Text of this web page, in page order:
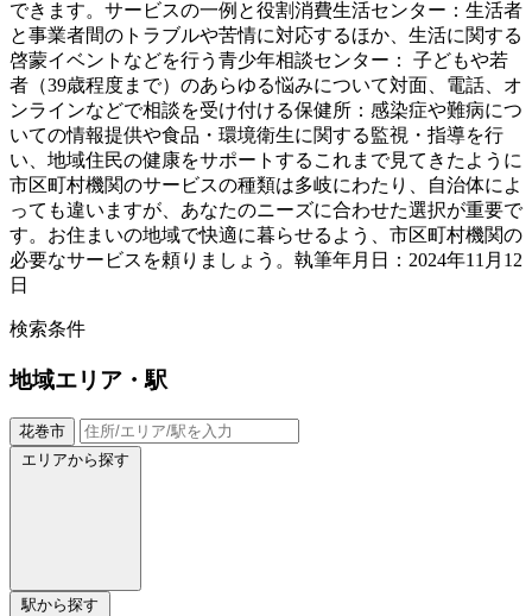
できます。サービスの一例と役割消費生活センター：生活者
と事業者間のトラブルや苦情に対応するほか、生活に関する
啓蒙イベントなどを行う青少年相談センター： 子どもや若
者（39歳程度まで）のあらゆる悩みについて対面、電話、オ
ンラインなどで相談を受け付ける保健所：感染症や難病につ
いての情報提供や食品・環境衛生に関する監視・指導を行
い、地域住民の健康をサポートするこれまで見てきたように
市区町村機関のサービスの種類は多岐にわたり、自治体によ
っても違いますが、あなたのニーズに合わせた選択が重要で
す。お住まいの地域で快適に暮らせるよう、市区町村機関の
必要なサービスを頼りましょう。執筆年月日：2024年11月12
日
検索条件
地域エリア・駅
花巻市
エリアから探す
駅から探す